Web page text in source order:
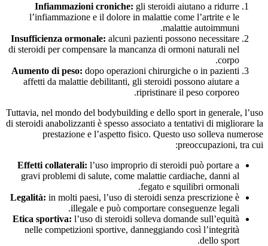
Infiammazioni croniche: gli steroidi aiutano a ridurre
l’infiammazione e il dolore in malattie come l’artrite e le
malattie autoimmuni.
Insufficienza ormonale: alcuni pazienti possono necessitare
di steroidi per compensare la mancanza di ormoni naturali nel
corpo.
Aumento di peso: dopo operazioni chirurgiche o in pazienti
affetti da malattie debilitanti, gli steroidi possono aiutare a
ripristinare il peso corporeo.
Tuttavia, nel mondo del bodybuilding e dello sport in generale, l’uso
di steroidi anabolizzanti è spesso associato a tentativi di migliorare la
prestazione e l’aspetto fisico. Questo uso solleva numerose
preoccupazioni, tra cui:
Effetti collaterali: l’uso improprio di steroidi può portare a
gravi problemi di salute, come malattie cardiache, danni al
fegato e squilibri ormonali.
Legalità: in molti paesi, l’uso di steroidi senza prescrizione è
illegale e può comportare conseguenze legali.
Etica sportiva: l’uso di steroidi solleva domande sull’equità
nelle competizioni sportive, danneggiando così l’integrità
dello sport.